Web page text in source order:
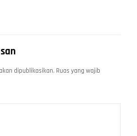
dipublikasikan. Ruas yang wajib